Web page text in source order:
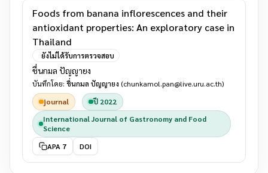
Foods from banana inflorescences and their
antioxidant properties: An exploratory case in
Thailand
ยังไม่ได้รับการตรวจสอบ
ชื่นกมล ปัญญายง
บันทึกโดย: ชื่นกมล ปัญญายง (chunkamol.pan@live.uru.ac.th)
journal
ปี 2022
International Journal of Gastronomy and Food
Science
APA 7
DOI